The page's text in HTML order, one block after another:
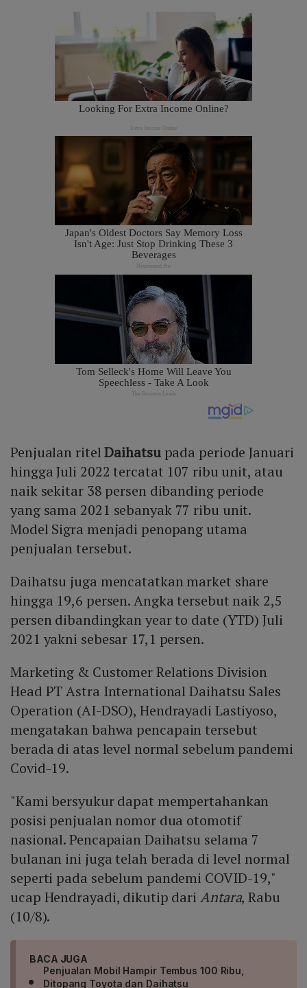
Penjualan ritelDaihatsupada periode Januari
hingga Juli 2022 tercatat 107 ribu unit, atau
naik sekitar 38 persen dibanding periode
yang sama 2021 sebanyak 77 ribu unit.
Model Sigra menjadi penopang utama
penjualan tersebut.
Daihatsu juga mencatatkan market share
hingga 19,6 persen. Angka tersebut naik 2,5
persen dibandingkan year to date (YTD) Juli
2021 yakni sebesar 17,1 persen.
Marketing & Customer Relations Division
Head PT Astra International Daihatsu Sales
Operation (AI-DSO), Hendrayadi Lastiyoso,
mengatakan bahwa pencapain tersebut
berada di atas level normal sebelum pandemi
Covid-19.
"Kami bersyukur dapat mempertahankan
posisi penjualan nomor dua otomotif
nasional. Pencapaian Daihatsu selama 7
bulanan ini juga telah berada di level normal
seperti pada sebelum pandemi COVID-19,"
ucap Hendrayadi, dikutip dari Antara, Rabu
(10/8).
BACA JUGA
Penjualan Mobil Hampir Tembus 100 Ribu,
Ditopang Toyota dan Daihatsu